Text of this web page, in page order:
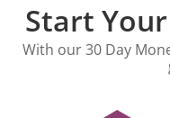
Start
With our 30 Day